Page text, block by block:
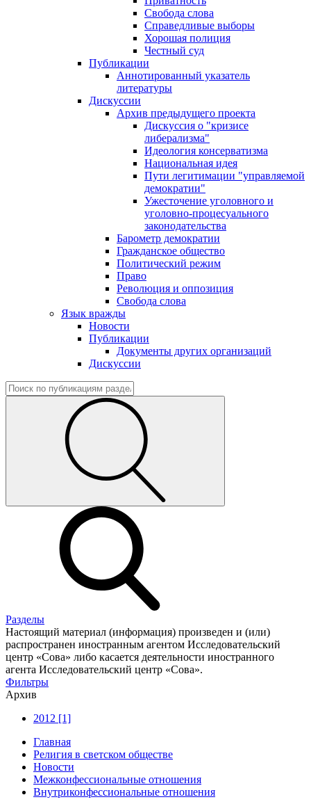
Свобода слова
Справедливые выборы
Хорошая полиция
Честный суд
Публикации
Аннотированный указатель
литературы
Дискуссии
Архив предыдущего проекта
Дискуссия о "кризисе
либерализма"
Идеология консерватизма
Национальная идея
Пути легитимации "управляемой
демократии"
Ужесточение уголовного и
уголовно-процесуального
законодательства
Барометр демократии
Гражданское общество
Политический режим
Право
Революция и оппозиция
Свобода слова
Язык вражды
Новости
Публикации
Документы других организаций
Дискуссии
Разделы
Настоящий материал (информация) произведен и (или)
распространен иностранным агентом Исследовательский
центр «Сова» либо касается деятельности иностранного
агента Исследовательский центр «Сова».
Фильтры
Архив
2012 [1]
Главная
Религия в светском обществе
Новости
Межконфессиональные отношения
Внутриконфессиональные отношения